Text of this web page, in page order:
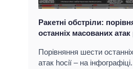
Ракетні обстріли:
останніх масованих атак
Порівняння шести
атак hосії – на